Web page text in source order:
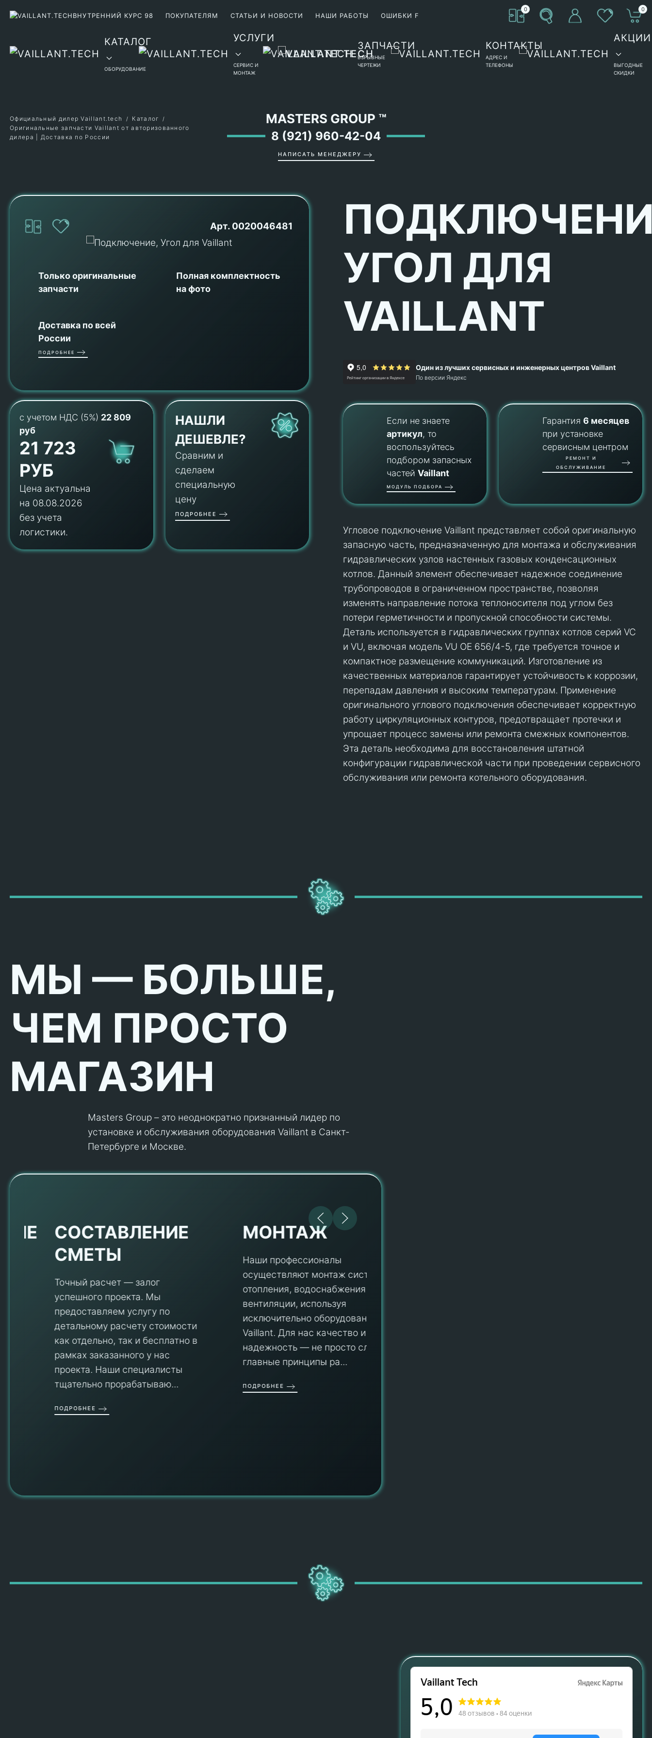
ВНУТРЕННИЙ КУРС 98 ПОКУПАТЕЛЯМ СТАТЬИ И НОВОСТИ НАШИ РАБОТЫ ОШИБКИ F
0 0
КАТАЛОГ
ОБОРУДОВАНИЕ
УСЛУГИ
СЕРВИС И
МОНТАЖ
ЗАПЧАСТИ
ВЗРЫВНЫЕ
ЧЕРТЕЖИ
КОНТАКТЫ
АДРЕС И
ТЕЛЕФОНЫ
АКЦИИ
ВЫГОДНЫЕ
СКИДКИ
MASTERS GROUP ™
8 (921) 960-42-04
НАПИСАТЬ МЕНЕДЖЕРУ
Официальный дилер Vaillant.tech
Каталог
Оригинальные запчасти Vaillant от авторизованного
дилера | Доставка по России
Арт. 0020046481
Только оригинальные
запчасти
Полная комплектность
на фото
Доставка по всей
России
ПОДРОБНЕЕ
с учетом НДС (5%) 22 809
руб
21 723
РУБ
Цена актуальна
на 08.08.2026
без учета
логистики.
НАШЛИ
ДЕШЕВЛЕ?
Сравним и
сделаем
специальную
цену
ПОДРОБНЕЕ
УГОЛ ДЛЯ
VAILLANT
Один из лучших сервисных и инженерных центров Vaillant
По версии Яндекс
Если не знаете
артикул, то
воспользуйтесь
подбором запасных
частейVaillant
МОДУЛЬ ПОДБОРА
Гарантия6 месяцев
при установке
сервисным центром
РЕМОНТ И
ОБСЛУЖИВАНИЕ
Угловое подключение Vaillant представляет собой оригинальную
запасную часть, предназначенную для монтажа и обслуживания
гидравлических узлов настенных газовых конденсационных
котлов. Данный элемент обеспечивает надежное соединение
трубопроводов в ограниченном пространстве, позволяя
изменять направление потока теплоносителя под углом без
потери герметичности и пропускной способности системы.
Деталь используется в гидравлических группах котлов серий VC
и VU, включая модель VU OE 656/4-5, где требуется точное и
компактное размещение коммуникаций. Изготовление из
качественных материалов гарантирует устойчивость к коррозии,
перепадам давления и высоким температурам. Применение
оригинального углового подключения обеспечивает корректную
работу циркуляционных контуров, предотвращает протечки и
упрощает процесс замены или ремонта смежных компонентов.
Эта деталь необходима для восстановления штатной
конфигурации гидравлической части при проведении сервисного
обслуживания или ремонта котельного оборудования.
МЫ — БОЛЬШЕ,
ЧЕМ ПРОСТО
МАГАЗИН
Masters Group – это неоднократно признанный лидер по
установке и обслуживания оборудования Vaillant в Санкт-
Петербурге и Москве.
СОСТАВЛЕНИЕ
СМЕТЫ
Точный расчет — залог
успешного проекта. Мы
предоставляем услугу по
детальному расчету стоимости
как отдельно, так и бесплатно в
рамках заказанного у нас
проекта. Наши специалисты
тщательно прорабатываю...
ПОДРОБНЕЕ
МОНТАЖ
Наши профессионалы
осуществляют монтаж систем
отопления, водоснабжения и
вентиляции, используя
исключительно оборудование
Vaillant. Для нас качество и
надежность — не просто слова, а
главные принципы ра...
ПОДРОБНЕЕ